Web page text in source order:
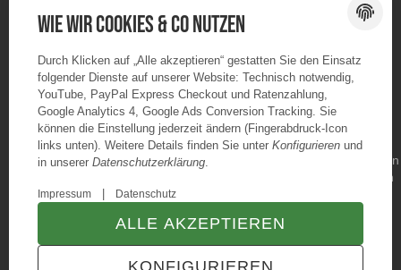
ABONNIEREN
Wie wir Cookies & Co nutzen
Durch Klicken auf „Alle akzeptieren“ gestatten Sie den Einsatz
folgender Dienste auf unserer Website: Technisch notwendig,
YouTube, PayPal Express Checkout und Ratenzahlung,
Google Analytics 4, Google Ads Conversion Tracking. Sie
können die Einstellung jederzeit ändern (Fingerabdruck-Icon
links unten). Weitere Details finden Sie unter Konfigurieren und
in unserer Datenschutzerklärung.
Impressum Datenschutz
KONFIGURIEREN
ALLE AKZEPTIEREN